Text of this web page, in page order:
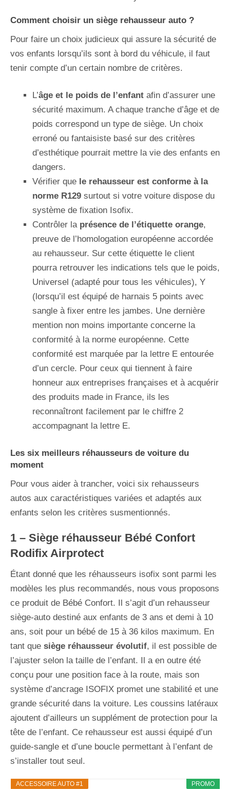
Comment choisir un siège rehausseur auto ?
Pour faire un choix judicieux qui assure la sécurité de
vos enfants lorsqu’ils sont à bord du véhicule, il faut
tenir compte d’un certain nombre de critères.
L’âge et le poids de l’enfantafin d’assurer une
sécurité maximum. A chaque tranche d’âge et de
poids correspond un type de siège. Un choix
erroné ou fantaisiste basé sur des critères
d’esthétique pourrait mettre la vie des enfants en
dangers.
Vérifier que le rehausseur est conforme à la
norme R129surtout si votre voiture dispose du
système de fixation Isofix.
Contrôler la présence de l’étiquette orange,
preuve de l’homologation européenne accordée
au rehausseur. Sur cette étiquette le client
pourra retrouver les indications tels que le poids,
Universel (adapté pour tous les véhicules), Y
(lorsqu’il est équipé de harnais 5 points avec
sangle à fixer entre les jambes. Une dernière
mention non moins importante concerne la
conformité à la norme européenne. Cette
conformité est marquée par la lettre E entourée
d’un cercle. Pour ceux qui tiennent à faire
honneur aux entreprises françaises et à acquérir
des produits made in France, ils les
reconnaîtront facilement par le chiffre 2
accompagnant la lettre E.
Les six meilleurs réhausseurs de voiture du
moment
Pour vous aider à trancher, voici six rehausseurs
autos aux caractéristiques variées et adaptés aux
enfants selon les critères susmentionnés.
1 – Siège réhausseur Bébé Confort
Rodifix Airprotect
Étant donné que les réhausseurs isofix sont parmi les
modèles les plus recommandés, nous vous proposons
ce produit de Bébé Confort. Il s’agit d’un rehausseur
siège-auto destiné aux enfants de 3 ans et demi à 10
ans, soit pour un bébé de 15 à 36 kilos maximum. En
tant que siège réhausseur évolutif, il est possible de
l’ajuster selon la taille de l’enfant. Il a en outre été
conçu pour une position face à la route, mais son
système d’ancrage ISOFIX promet une stabilité et une
grande sécurité dans la voiture. Les coussins latéraux
ajoutent d’ailleurs un supplément de protection pour la
tête de l’enfant. Ce rehausseur est aussi équipé d’un
guide-sangle et d’une boucle permettant à l’enfant de
s’installer tout seul.
PROMO
ACCESSOIRE AUTO #1